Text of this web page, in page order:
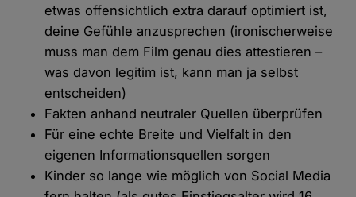
etwas offensichtlich extra darauf optimiert ist,
deine Gefühle anzusprechen (ironischerweise
muss man dem Film genau dies attestieren –
was davon legitim ist, kann man ja selbst
entscheiden)
Fakten anhand neutraler Quellen überprüfen
Für eine echte Breite und Vielfalt in den
eigenen Informationsquellen sorgen
Kinder so lange wie möglich von Social Media